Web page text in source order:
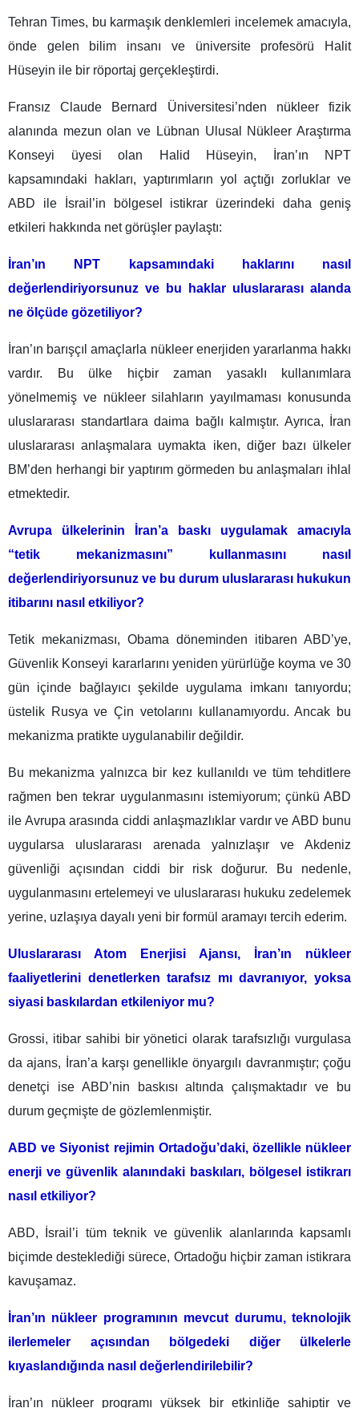
Tehran Times, bu karmaşık denklemleri incelemek amacıyla,
önde gelen bilim insanı ve üniversite profesörü Halit
Hüseyin ile bir röportaj gerçekleştirdi.
Fransız Claude Bernard Üniversitesi’nden nükleer fizik
alanında mezun olan ve Lübnan Ulusal Nükleer Araştırma
Konseyi üyesi olan Halid Hüseyin, İran’ın NPT
kapsamındaki hakları, yaptırımların yol açtığı zorluklar ve
ABD ile İsrail’in bölgesel istikrar üzerindeki daha geniş
etkileri hakkında net görüşler paylaştı:
İran’ın NPT kapsamındaki haklarını nasıl
değerlendiriyorsunuz ve bu haklar uluslararası alanda
ne ölçüde gözetiliyor?
İran’ın barışçıl amaçlarla nükleer enerjiden yararlanma hakkı
vardır. Bu ülke hiçbir zaman yasaklı kullanımlara
yönelmemiş ve nükleer silahların yayılmaması konusunda
uluslararası standartlara daima bağlı kalmıştır. Ayrıca, İran
uluslararası anlaşmalara uymakta iken, diğer bazı ülkeler
BM’den herhangi bir yaptırım görmeden bu anlaşmaları ihlal
etmektedir.
Avrupa ülkelerinin İran’a baskı uygulamak amacıyla
“tetik mekanizmasını” kullanmasını nasıl
değerlendiriyorsunuz ve bu durum uluslararası hukukun
itibarını nasıl etkiliyor?
Tetik mekanizması, Obama döneminden itibaren ABD’ye,
Güvenlik Konseyi kararlarını yeniden yürürlüğe koyma ve 30
gün içinde bağlayıcı şekilde uygulama imkanı tanıyordu;
üstelik Rusya ve Çin vetolarını kullanamıyordu. Ancak bu
mekanizma pratikte uygulanabilir değildir.
Bu mekanizma yalnızca bir kez kullanıldı ve tüm tehditlere
rağmen ben tekrar uygulanmasını istemiyorum; çünkü ABD
ile Avrupa arasında ciddi anlaşmazlıklar vardır ve ABD bunu
uygularsa uluslararası arenada yalnızlaşır ve Akdeniz
güvenliği açısından ciddi bir risk doğurur. Bu nedenle,
uygulanmasını ertelemeyi ve uluslararası hukuku zedelemek
yerine, uzlaşıya dayalı yeni bir formül aramayı tercih ederim.
Uluslararası Atom Enerjisi Ajansı, İran’ın nükleer
faaliyetlerini denetlerken tarafsız mı davranıyor, yoksa
siyasi baskılardan etkileniyor mu?
Grossi, itibar sahibi bir yönetici olarak tarafsızlığı vurgulasa
da ajans, İran’a karşı genellikle önyargılı davranmıştır; çoğu
denetçi ise ABD’nin baskısı altında çalışmaktadır ve bu
durum geçmişte de gözlemlenmiştir.
ABD ve Siyonist rejimin Ortadoğu’daki, özellikle nükleer
enerji ve güvenlik alanındaki baskıları, bölgesel istikrarı
nasıl etkiliyor?
ABD, İsrail’i tüm teknik ve güvenlik alanlarında kapsamlı
biçimde desteklediği sürece, Ortadoğu hiçbir zaman istikrara
kavuşamaz.
İran’ın nükleer programının mevcut durumu, teknolojik
ilerlemeler açısından bölgedeki diğer ülkelerle
kıyaslandığında nasıl değerlendirilebilir?
İran’ın nükleer programı yüksek bir etkinliğe sahiptir ve